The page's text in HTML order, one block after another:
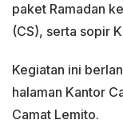
paket Ramadan
(CS), serta sopir
Kegiatan ini
halaman Kantor
Camat Lemito.